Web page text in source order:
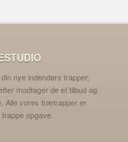
nye indendørs trapper,
modtager de et tilbud og
Alle vores trætrapper er
opgave.